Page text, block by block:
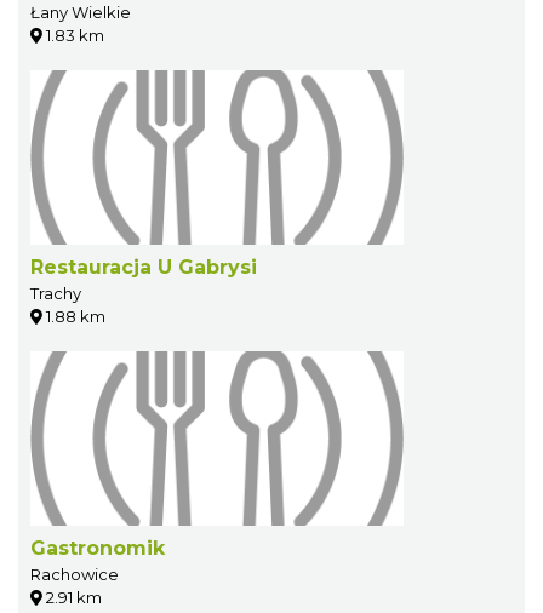
Łany Wielkie
1.83 km
Restauracja U Gabrysi
Trachy
1.88 km
Gastronomik
Rachowice
2.91 km